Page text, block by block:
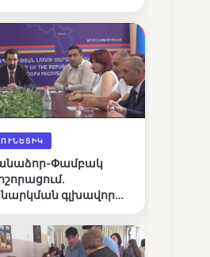
Փամբակ
գլխավոր
թե՞
նպատակ